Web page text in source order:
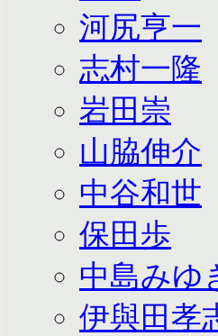
河尻亨一
志村一隆
岩田崇
山脇伸介
中谷和世
保田歩
中島みゆ
伊與田孝